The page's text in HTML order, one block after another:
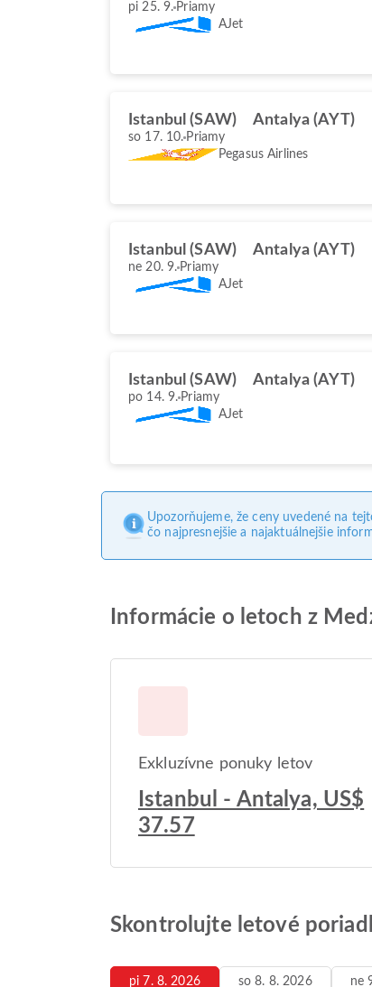
pi 25. 9. Priamy
AJet
Istanbul (SAW) Antalya (AYT)
so 17. 10. Priamy
Pegasus Airlines
Istanbul (SAW) Antalya (AYT)
ne 20. 9. Priamy
AJet
Istanbul (SAW) Antalya (AYT)
po 14. 9. Priamy
AJet
Upozorňujeme, že ceny uvedené na
čo najpresnejšie a najaktuálnejšie
Informácie o letoch z
Exkluzívne ponuky letov
Istanbul - Antalya, US$
37.57
Skontrolujte letové
pi 7. 8. 2026 so 8. 8. 2026 ne